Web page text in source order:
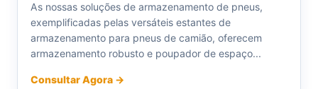
As nossas soluções de armazenamento de pneus,
exemplificadas pelas versáteis estantes de
armazenamento para pneus de camião, oferecem
armazenamento robusto e poupador de espaço...
Consultar Agora →